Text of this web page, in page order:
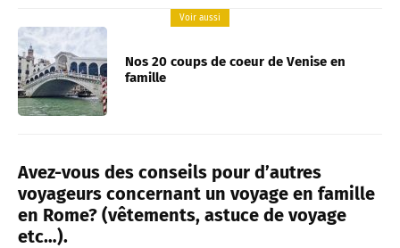
Voir aussi
Nos 20 coups de coeur de Venise en
famille
Avez-vous des conseils pour d’autres
voyageurs concernant un voyage en famille
en Rome? (vêtements, astuce de voyage
etc…).